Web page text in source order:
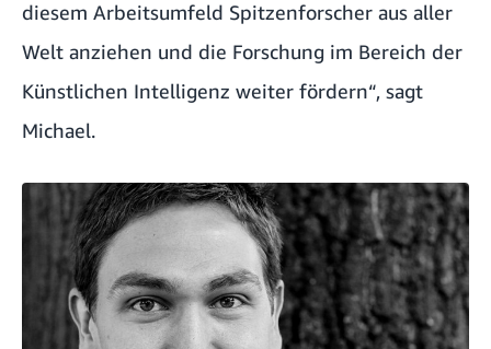
diesem Arbeitsumfeld Spitzenforscher aus aller
Welt anziehen und die Forschung im Bereich der
Künstlichen Intelligenz weiter fördern“, sagt
Michael.